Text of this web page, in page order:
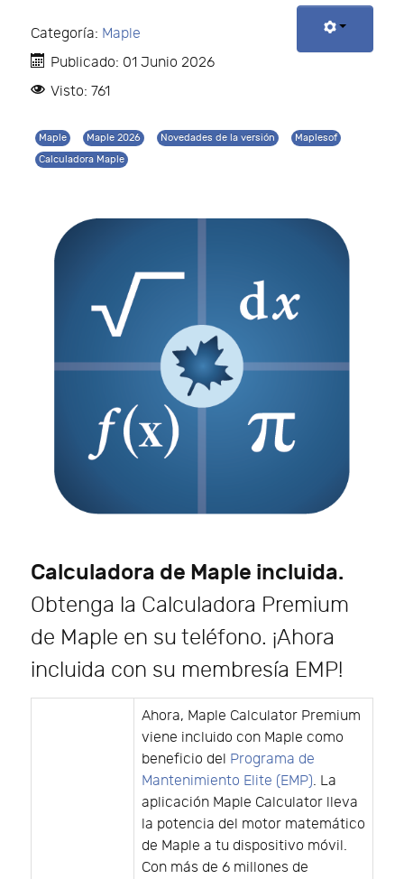
Categoría: Maple
Publicado: 01 Junio 2026
Visto: 761
Maple Maple 2026 Novedades de la versión
Maplesof
Calculadora Maple
Calculadora de Maple incluida.
Obtenga la Calculadora Premium
de Maple en su teléfono. ¡Ahora
incluida con su membresía EMP!
Ahora, Maple Calculator Premium
viene incluido con Maple como
beneficio del Programa de
Mantenimiento Elite (EMP). La
aplicación Maple Calculator lleva
la potencia del motor matemático
de Maple a tu dispositivo móvil.
Con más de 6 millones de